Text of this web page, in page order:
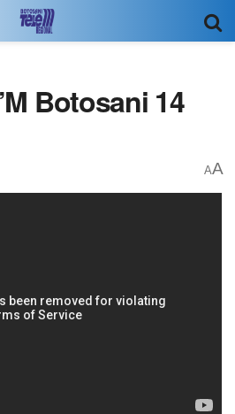
Botosani 14
AA